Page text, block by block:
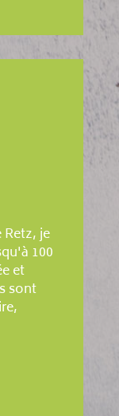
Retz, je
100
et
sont